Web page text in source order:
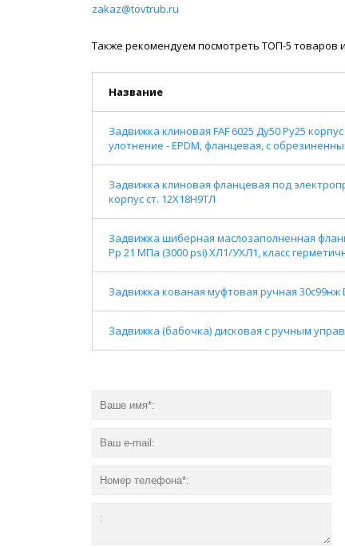
zakaz@tovtrub.ru
Также рекомендуем посмотреть ТОП-5 товаров
Название
Задвижка клиновая FAF 6025 Ду50 Ру25 корпус
улотнение - EPDM, фланцевая, с
Задвижка клиновая фланцевая под
корпус ст. 12Х18Н9ТЛ
Задвижка шиберная маслозаполненная
Pр 21 МПа (3000 psi) ХЛ1/УХЛ1, класс
Задвижка кованая муфтовая ручная 30с99нж
Задвижка (бабочка) дисковая c ручным